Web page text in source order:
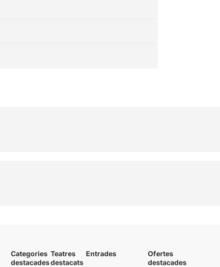
Categories
destacades
Teatres
destacats
Entrades
Ofertes
destacades